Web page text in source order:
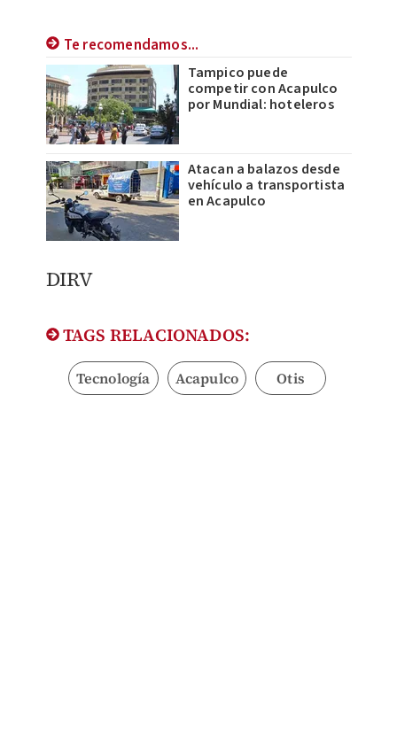
Te recomendamos...
Tampico puede
competir con Acapulco
por Mundial: hoteleros
Atacan a balazos desde
vehículo a transportista
en Acapulco
DIRV
TAGS RELACIONADOS:
Tecnología Acapulco Otis